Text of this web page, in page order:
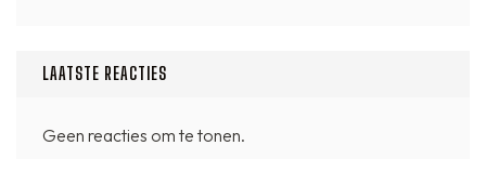
LAATSTE REACTIES
Geen reacties om te tonen.